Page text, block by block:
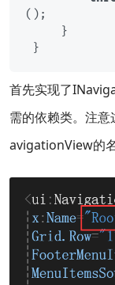
();
首先实现了
需的依赖类。注
avigationView的